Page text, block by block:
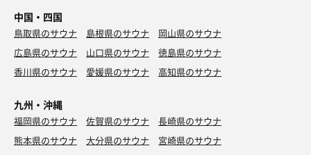
中国・四国
鳥取県のサウナ 島根県のサウナ
岡山県のサウナ
広島県のサウナ
山口県のサウナ
徳島県のサウナ
香川県のサウナ
愛媛県のサウナ 高知県のサウナ
九州・沖縄
福岡県のサウナ 佐賀県のサウナ
長崎県のサウナ
熊本県のサウナ
大分県のサウナ
宮崎県のサウナ